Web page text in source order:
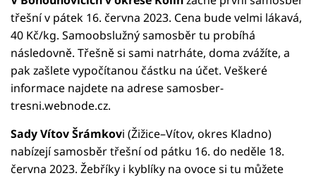
třešní v pátek 16. června 2023. Cena bude velmi lákavá,
40 Kč/kg. Samoobslužný samosběr tu probíhá
následovně. Třešně si sami natrháte, doma zvážíte, a
pak zašlete vypočítanou částku na účet. Veškeré
informace najdete na adrese samosber-
tresni.webnode.cz.
Sady Vítov Šrámkovi (Žižice–Vítov, okres Kladno)
nabízejí samosběr třešní od pátku 16. do neděle 18.
června 2023. Žebříky i kyblíky na ovoce si tu můžete